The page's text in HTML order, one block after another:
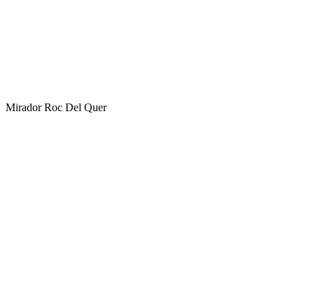
Mirador Roc Del Quer